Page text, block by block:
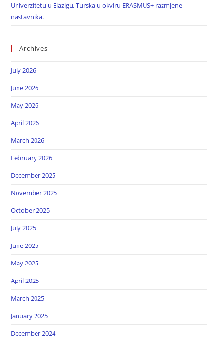
Univerzitetu u Elazigu, Turska u okviru ERASMUS+ razmjene
nastavnika.
Archives
July 2026
June 2026
May 2026
April 2026
March 2026
February 2026
December 2025
November 2025
October 2025
July 2025
June 2025
May 2025
April 2025
March 2025
January 2025
December 2024